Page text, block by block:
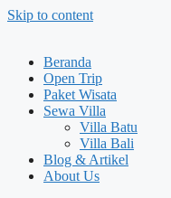
Skip to content
Beranda
Open Trip
Paket Wisata
Sewa Villa
Villa Batu
Villa Bali
Blog & Artikel
About Us